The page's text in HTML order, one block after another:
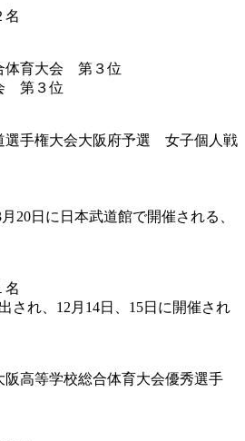
名
体育大会 第３位
第３位
選手権大会大阪府予選 女子個人戦
20日に日本武道館で開催される、
名
され、12月14日、15日に開催され
阪高等学校総合体育大会優秀選手